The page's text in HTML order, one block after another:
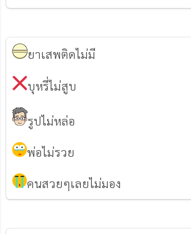
ยาเสพติดไม่มี
บุหรี่ไม่สูบ
รูปไม่หล่อ
พ่อไม่รวย
คนสวยๆเลยไม่มอง